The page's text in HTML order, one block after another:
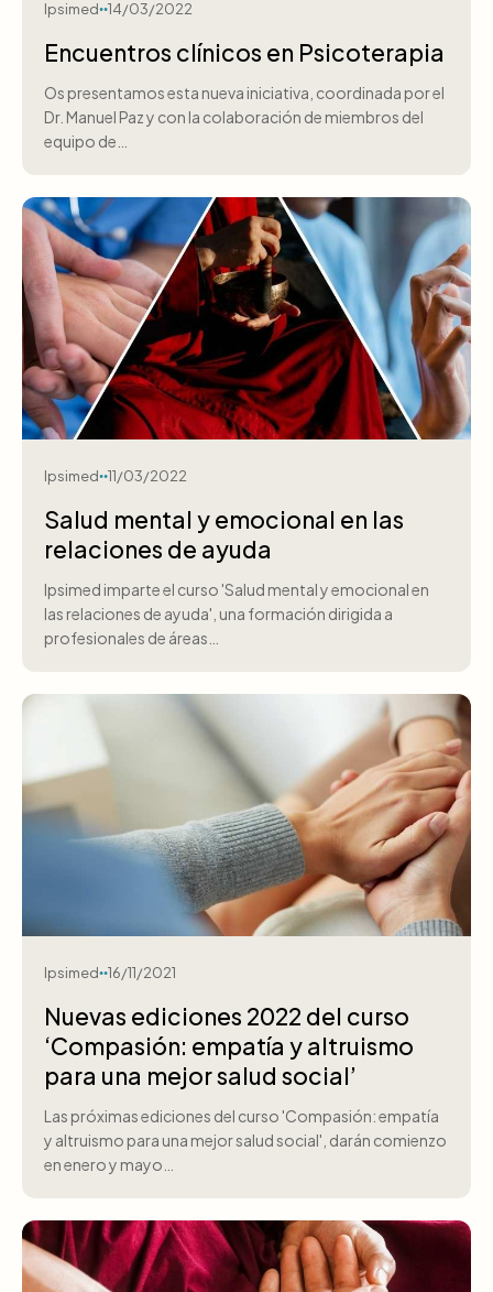
Ipsimed 14/03/2022
Encuentros clínicos en Psicoterapia
Os presentamos esta nueva iniciativa, coordinada por el
Dr. Manuel Paz y con la colaboración de miembros del
equipo de…
Ipsimed 11/03/2022
Salud mental y emocional en las
relaciones de ayuda
Ipsimed imparte el curso 'Salud mental y emocional en
las relaciones de ayuda', una formación dirigida a
profesionales de áreas…
Ipsimed 16/11/2021
Nuevas ediciones 2022 del curso
‘Compasión: empatía y altruismo
para una mejor salud social’
Las próximas ediciones del curso 'Compasión: empatía
y altruismo para una mejor salud social', darán comienzo
en enero y mayo…